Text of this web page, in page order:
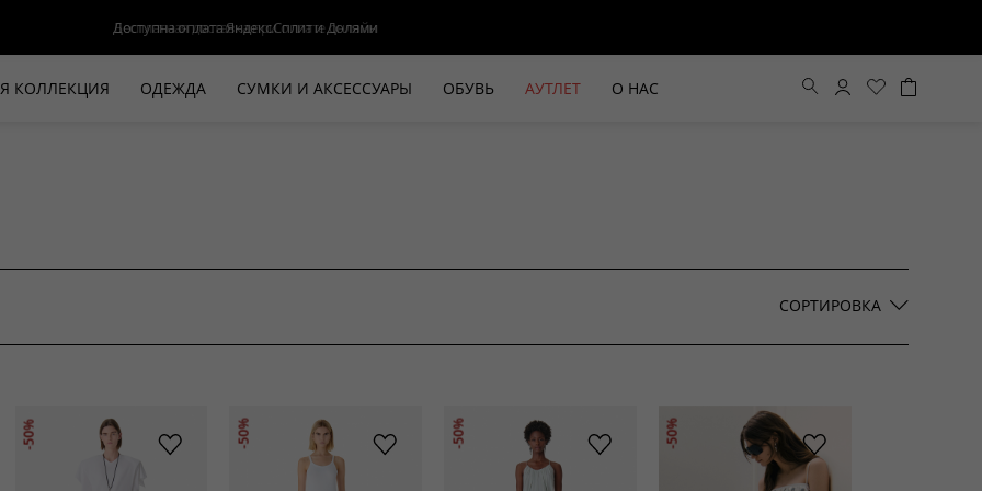
Доступна оплата Яндекс.Сплит и Долями
КОЛЛЕКЦИЯ ОДЕЖДА
ДЛЯ НЕГО
БЕЖЕВЫЙ КОСТЮМНЫЙ ЖАКЕТ
HALINE
БЕЖЕВЫЕ БРЮКИ ШИРОКОГО
КРОЯ HAYDA
БЕЖЕВЫЙ КОСТЮМНЫЙ ЖИЛЕТ
HIDA
СУМКИ И АКСЕССУАРЫ ОБУВЬ АУТЛЕТ О НАС
СОРТИРОВКА
Цена по убыванию
-50% -50% -50% -50%